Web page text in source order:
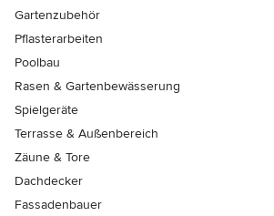
Gartenzubehör
Pflasterarbeiten
Poolbau
Rasen & Gartenbewässerung
Spielgeräte
Terrasse & Außenbereich
Zäune & Tore
Dachdecker
Fassadenbauer